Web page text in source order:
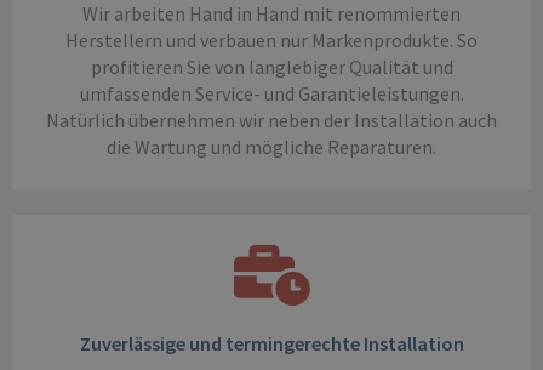
Wir arbeiten Hand in Hand mit renommierten
Herstellern und verbauen nur Markenprodukte. So
profitieren Sie von langlebiger Qualität und
umfassenden Service- und Garantieleistungen.
Natürlich übernehmen wir neben der Installation auch
die Wartung und mögliche Reparaturen.
Zuverlässige und termingerechte Installation